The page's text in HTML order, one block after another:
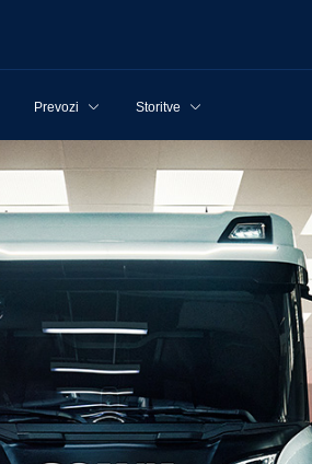
Prevozi Storitve